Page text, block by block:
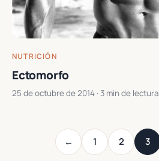
NUTRICIÓN
Ectomorfo
25 de octubre de 2014 · 3 min de lectura
← 1 2 3